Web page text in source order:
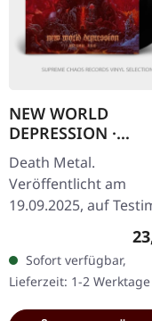
NEW WORLD
DEPRESSION ·
Abysmal Void |
LP
Death Metal.
Veröffentlicht am
19.09.2025, auf
Records. Schwarzes
mit Insert mit
Innenhülle. New World
Depression liefern…
Sofort verfügbar,
Lieferzeit: 1-2 Werktage